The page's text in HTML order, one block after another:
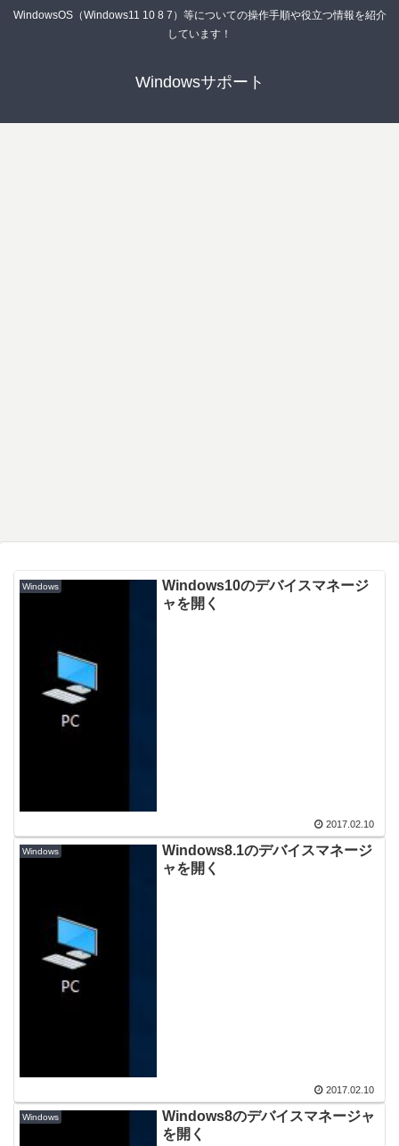
WindowsOS（Windows11 10 8 7）等についての操作手順や役立つ情報を紹介
しています！
Windowsサポート
Windows
Windows10のデバイスマネージ
ャを開く
2017.02.10
Windows
Windows8.1のデバイスマネージ
ャを開く
2017.02.10
Windows
Windows8のデバイスマネージャ
を開く